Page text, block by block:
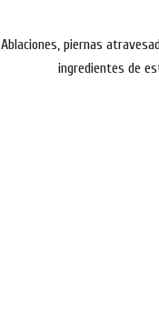
Ablaciones, piernas
ingredientes de